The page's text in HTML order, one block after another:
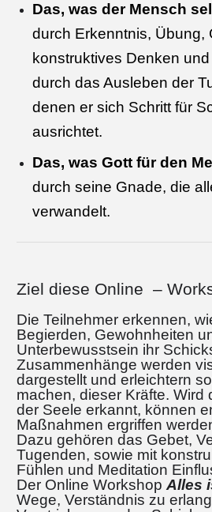
Das, was der Mensch
durch Erkenntnis, Übung,
konstruktives Denken
durch das Ausleben der
denen er sich Schritt für
ausrichtet.
Das, was Gott für den
durch seine Gnade, die
verwandelt.
Ziel diese Online –
Die Teilnehmer erkennen,
Begierden, Gewohnheiten
Unterbewusstsein ihr
Zusammenhänge werden
dargestellt und erleichtern
machen, dieser Kräfte. Wird
der Seele erkannt, können
Maßnahmen ergriffen
Dazu gehören das Gebet,
Tugenden, sowie mit
Fühlen und Meditation
Der Online Workshop Alles
Wege, Verständnis zu